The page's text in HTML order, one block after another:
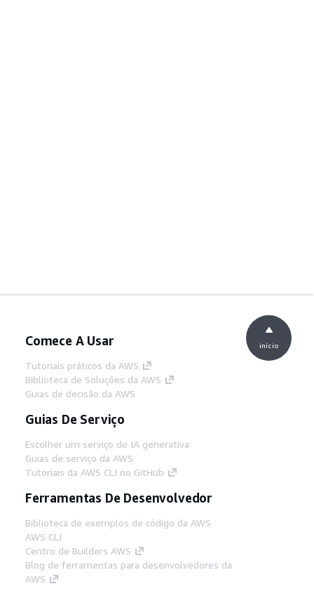
Comece A Usar
Tutoriais práticos da AWS
Biblioteca de Soluções da AWS
Guias de decisão da AWS
Guias De Serviço
Escolher um serviço de IA generativa
Guias de serviço da AWS
Tutoriais da AWS CLI no GitHub
Ferramentas De Desenvolvedor
Biblioteca de exemplos de código da AWS
AWS CLI
Centro de Builders AWS
Blog de ferramentas para desenvolvedores da
AWS
início